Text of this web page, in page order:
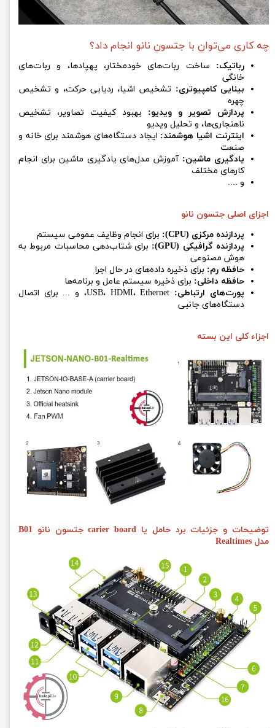
چه کاری می‌توان با جتسون نانو انجام داد؟
رباتیک: ساخت ربات‌های خودمختار، پهپادها، و ربات‌های
خانگی
بینایی کامپیوتری: تشخیص اشیا، ردیابی حرکت، و تشخیص
چهره
پردازش تصویر و ویدیو: بهبود کیفیت تصاویر، تشخیص
ناهنجاری‌ها، و تحلیل ویدیو
اینترنت اشیا هوشمند: ایجاد دستگاه‌های هوشمند برای خانه و
صنعت
یادگیری ماشین: آموزش مدل‌های یادگیری ماشین برای انجام
کارهای مختلف
و ....
اجزای اصلی جتسون نانو
پردازنده مرکزی (CPU):
برای انجام وظایف عمومی سیستم
پردازنده گرافیکی (GPU):
برای شتاب‌دهی محاسبات مربوط به
هوش مصنوعی
حافظه رم: برای ذخیره داده‌های در حال اجرا
حافظه داخلی: برای ذخیره سیستم عامل و برنامه‌ها
پورت‌های ارتباطی:
USB، HDMI، Ethernet، و ... برای اتصال
دستگاه‌های جانبی
اجزاء کلی این بسته
توضیحات و جزئیات برد حامل یا carier board جتسون نانو B01
مدل Realtimes